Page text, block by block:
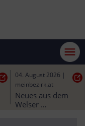
04. August 2026 |
kleinezeitung.at
„Brauchen
Hochwasserschutz